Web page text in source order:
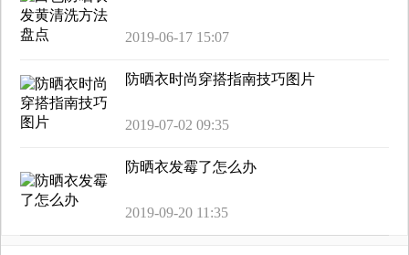
2019-06-17 15:07
防晒衣时尚穿搭指南技巧图片
2019-07-02 09:35
防晒衣发霉了怎么办
2019-09-20 11:35